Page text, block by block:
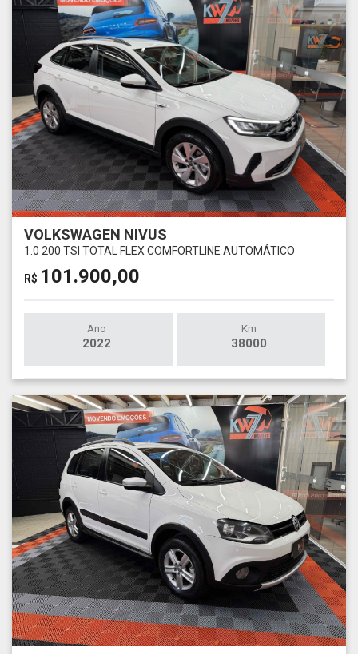
VOLKSWAGEN NIVUS
1.0 200 TSI TOTAL FLEX COMFORTLINE AUTOMÁTICO
R$ 101.900,00
Ano
2022
Km
38000